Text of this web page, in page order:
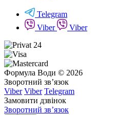
Telegram
Viber
Viber
Формула Води © 2026
Зворотний зв’язок
Viber Viber Telegram
Замовити дзвінок
Зворотний зв’язок